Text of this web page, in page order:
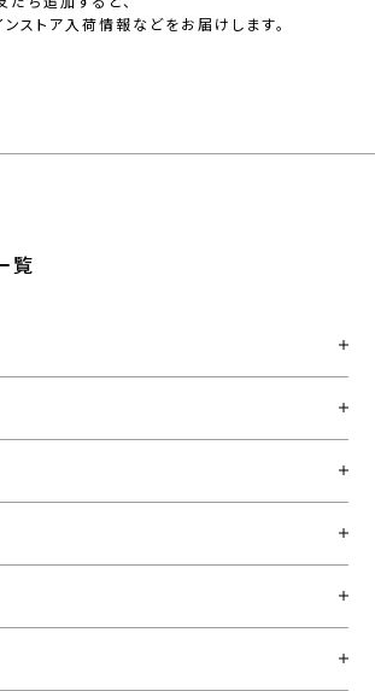
ストア入荷情報などをお届けします。
覧